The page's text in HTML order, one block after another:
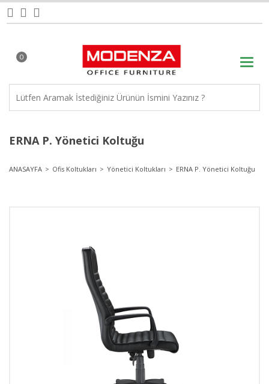
0
ERNA P. Yönetici Koltuğu
ANASAYFA Ofis Koltukları Yönetici Koltukları ERNA P. Yönetici Koltuğu